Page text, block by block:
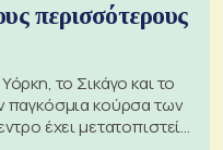
περισσότερους
το Σικάγο και το
παγκόσμια κούρσα των
έχει μετατοπιστεί